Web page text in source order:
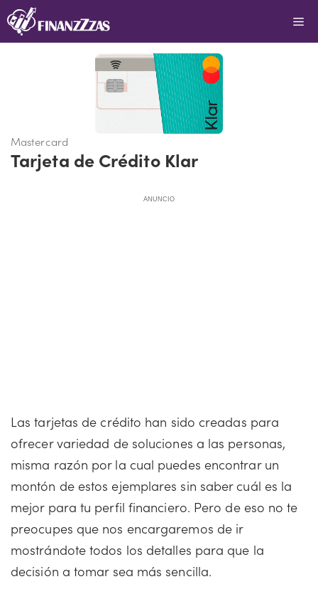
Saltar
al
Mastercard
Tarjeta de Crédito Klar
ANUNCIO
Las tarjetas de crédito han sido creadas para
ofrecer variedad de soluciones a las personas,
misma razón por la cual puedes encontrar un
montón de estos ejemplares sin saber cuál es la
mejor para tu perfil financiero. Pero de eso no te
preocupes que nos encargaremos de ir
mostrándote todos los detalles para que la
decisión a tomar sea más sencilla.